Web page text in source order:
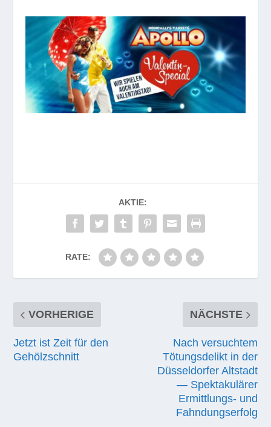
AKTIE:
RATE:
VORHERIGE
Jetzt ist Zeit für den
Gehölzschnitt
NÄCHSTE
Nach versuchtem
Tötungsdelikt in der
Düsseldorfer Altstadt
— Spektakulärer
Ermittlungs- und
Fahndungserfolg